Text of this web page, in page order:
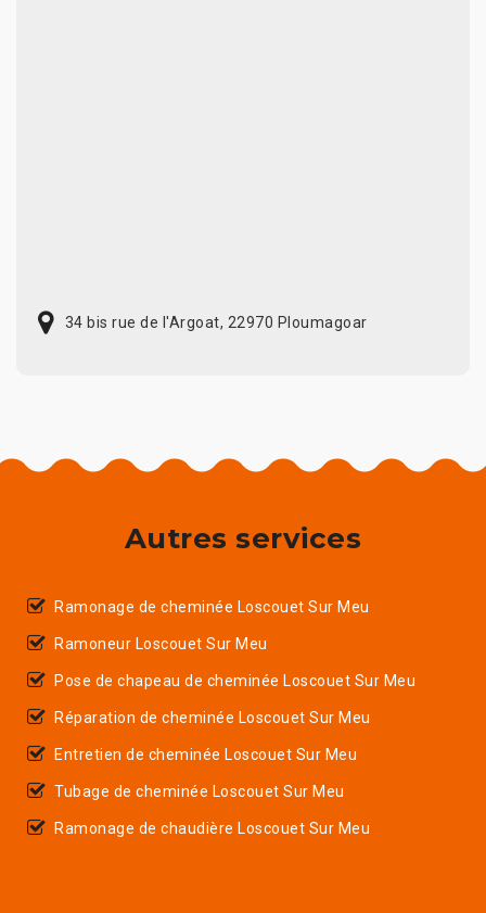
34 bis rue de l'Argoat, 22970 Ploumagoar
Autres services
Ramonage de cheminée Loscouet Sur Meu
Ramoneur Loscouet Sur Meu
Pose de chapeau de cheminée Loscouet Sur Meu
Réparation de cheminée Loscouet Sur Meu
Entretien de cheminée Loscouet Sur Meu
Tubage de cheminée Loscouet Sur Meu
Ramonage de chaudière Loscouet Sur Meu